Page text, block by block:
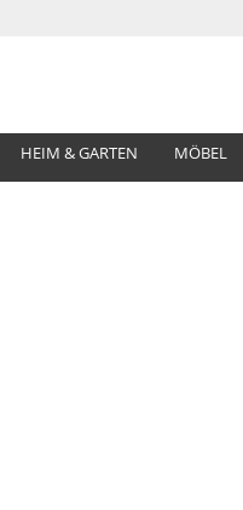
HEIM & GARTEN MÖBEL